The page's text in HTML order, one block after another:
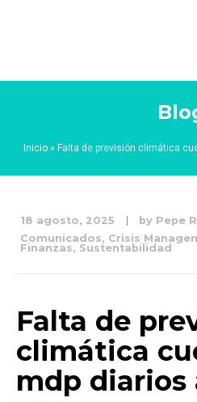
Inicio » Falta de previsión climática
18 agosto, 2025 by Pepe
Comunicados, Crisis
Finanzas, Sustentabilidad
Falta de
climática
mdp diarios